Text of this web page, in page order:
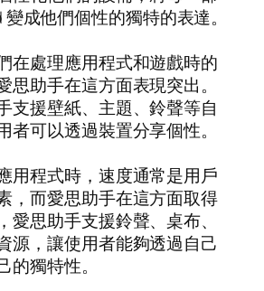
成他們個性的獨特的表達。
在處理應用程式和遊戲時的
思助手在這方面表現突出。
支援壁紙、主題、鈴聲等自
者可以透過裝置分享個性。
用程式時，速度通常是用戶
，而愛思助手在這方面取得
愛思助手支援鈴聲、桌布、
源，讓使用者能夠透過自己
的獨特性。